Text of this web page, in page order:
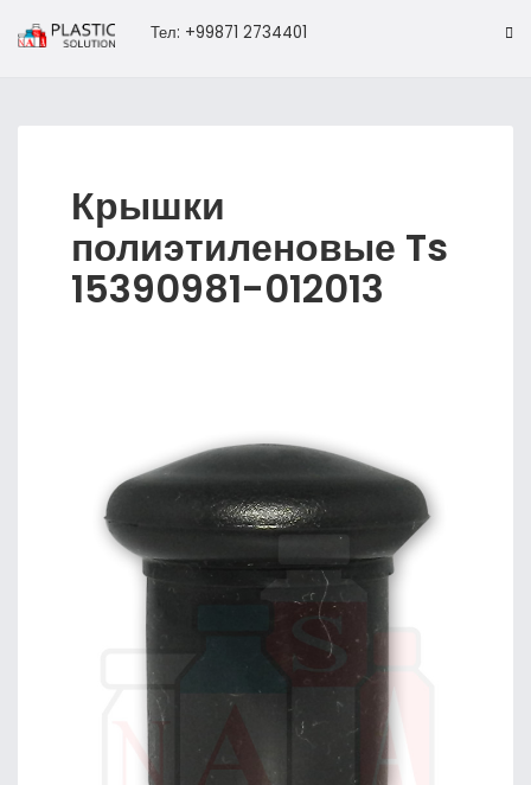
Тел: +99871 2734401
Крышки
полиэтиленовые Ts
15390981-012013